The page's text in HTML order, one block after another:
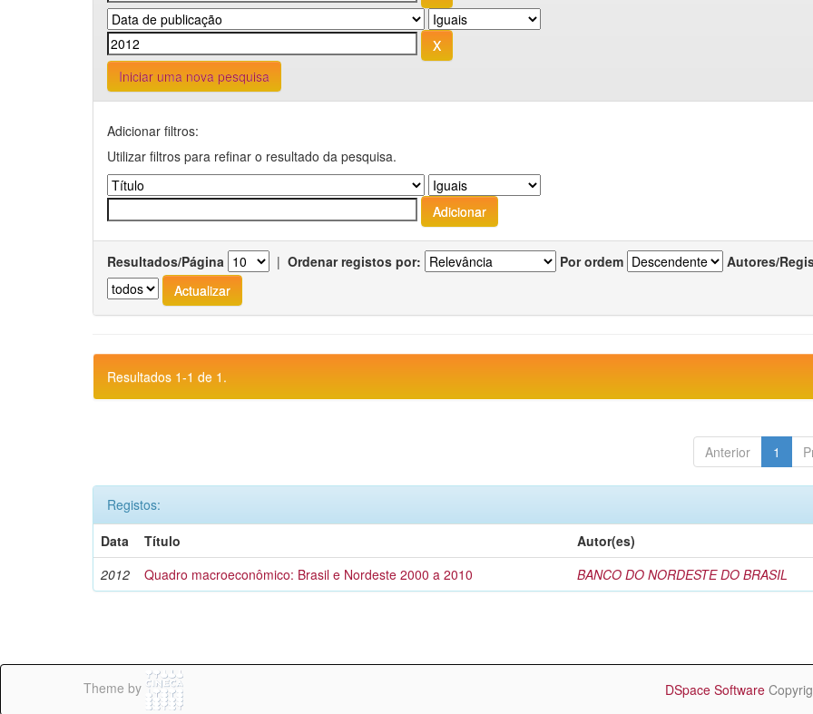
Iniciar uma nova pesquisa
Adicionar filtros:
Utilizar filtros para refinar o resultado da pesquisa.
Resultados/Página | Ordenar registos por: Por ordem Autores/
Resultados 1-1 de 1.
Anterior 1
Registos:
Data
Título
Autor(es)
2012
Quadro macroeconômico: Brasil e Nordeste 2000 a 2010 BANCO DO NORDESTE DO BRASIL
Theme by DSpace Software